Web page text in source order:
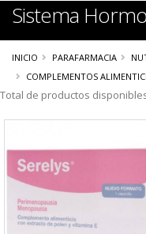
Sistema
INICIO PARAFARMACIA
COMPLEMENTOS
Total de productos